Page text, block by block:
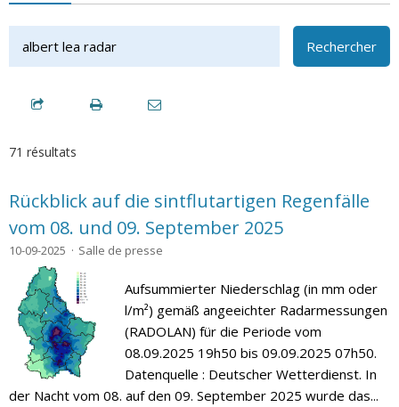
Rechercher
71 résultats
Rückblick auf die sintflutartigen Regenfälle
vom 08. und 09. September 2025
10-09-2025 Salle de presse
Aufsummierter Niederschlag (in mm oder
l/m²) gemäß angeeichter Radarmessungen
(RADOLAN) für die Periode vom
08.09.2025 19h50 bis 09.09.2025 07h50.
Datenquelle : Deutscher Wetterdienst. In
der Nacht vom 08. auf den 09. September 2025 wurde das...